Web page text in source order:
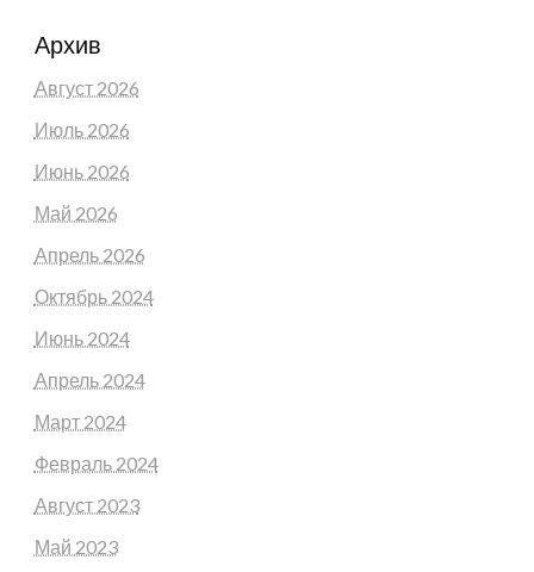
Архив
Август 2026
Июль 2026
Июнь 2026
Май 2026
Апрель 2026
Октябрь 2024
Июнь 2024
Апрель 2024
Март 2024
Февраль 2024
Август 2023
Май 2023